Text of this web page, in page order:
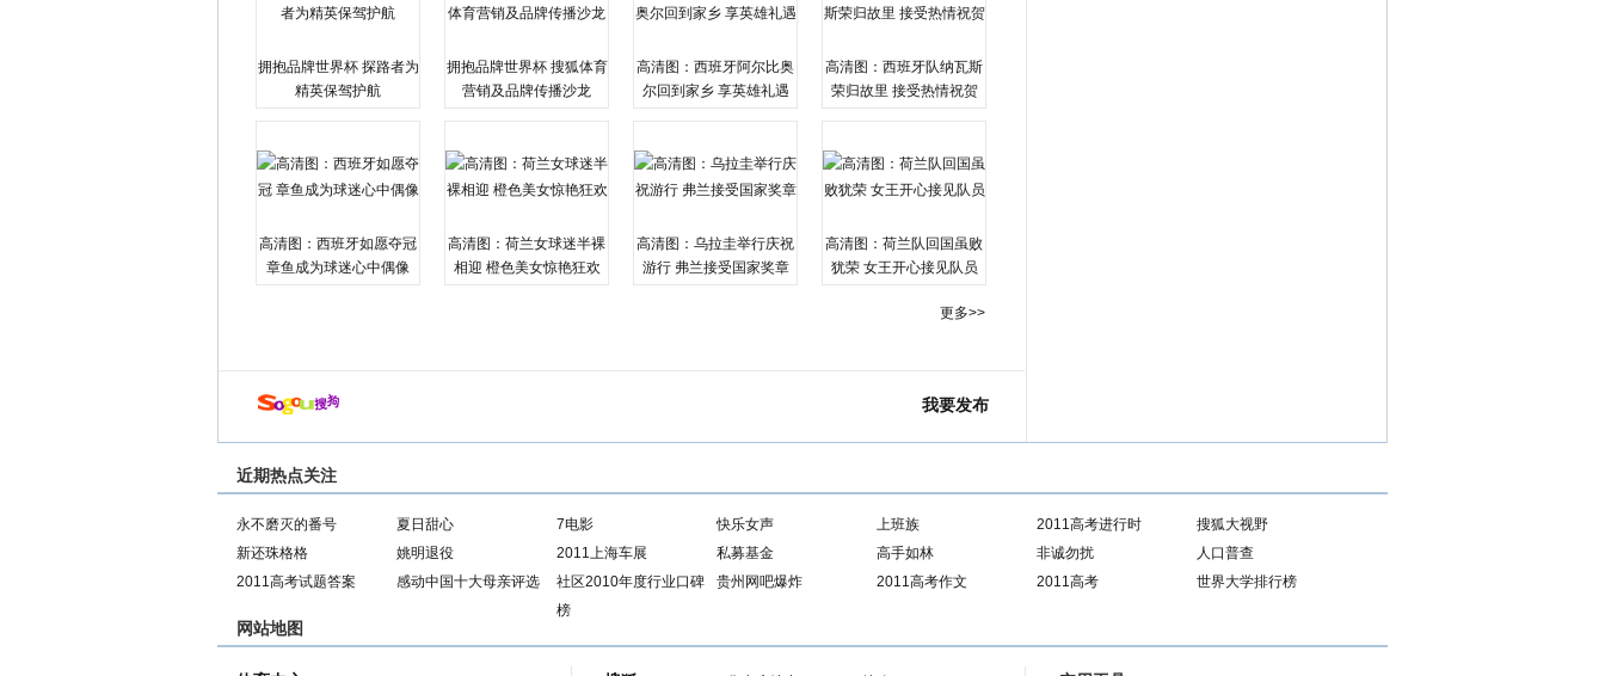
拥抱品牌世界杯 探路者为
精英保驾护航
拥抱品牌世界杯 搜狐体育
营销及品牌传播沙龙
高清图：西班牙阿尔比奥
尔回到家乡 享英雄礼遇
高清图：西班牙队纳瓦斯
荣归故里 接受热情祝贺
高清图：西班牙如愿夺冠
章鱼成为球迷心中偶像
高清图：荷兰女球迷半裸
相迎 橙色美女惊艳狂欢
高清图：乌拉圭举行庆祝
游行 弗兰接受国家奖章
高清图：荷兰队回国虽败
犹荣 女王开心接见队员
更多>>
我要发布
近期热点关注
永不磨灭的番号 夏日甜心 7电影 快乐女声 上班族 2011高考进行时
搜狐大视野
新还珠格格
姚明退役 2011上海车展 私募基金 高手如林 非诚勿扰
人口普查
2011高考试题答案
感动中国十大母亲评选
社区2010年度行业口碑
榜
贵州网吧爆炸 2011高考作文 2011高考 世界大学排行榜
网站地图